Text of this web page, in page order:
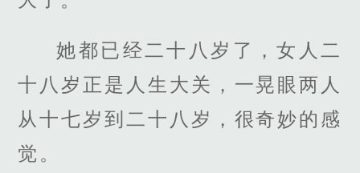
她都已经二十八岁了，女人二
十八岁正是人生大关，一晃眼两人
从十七岁到二十八岁，很奇妙的感
觉。